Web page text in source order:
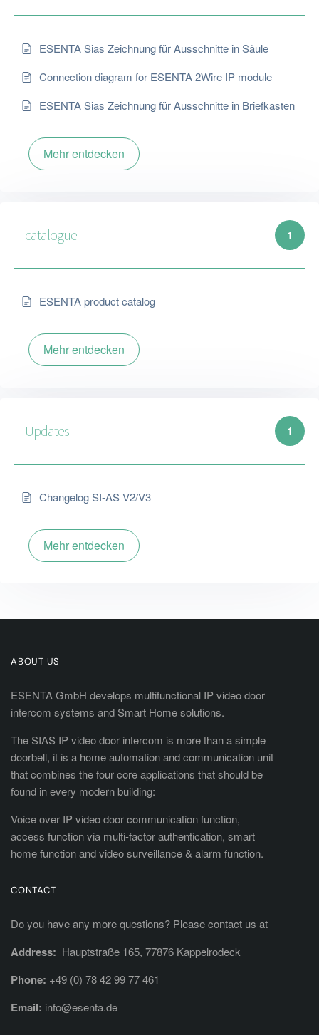
ESENTA Sias Zeichnung für Ausschnitte in Säule
Connection diagram for ESENTA 2Wire IP module
ESENTA Sias Zeichnung für Ausschnitte in Briefkasten
Mehr entdecken
catalogue 1
ESENTA product catalog
Mehr entdecken
Updates 1
Changelog SI-AS V2/V3
Mehr entdecken
ABOUT US
ESENTA GmbH develops multifunctional IP video door
intercom systems and Smart Home solutions.
The SIAS IP video door intercom is more than a simple
doorbell, it is a home automation and communication unit
that combines the four core applications that should be
found in every modern building:
Voice over IP video door communication function,
access function via multi-factor authentication, smart
home function and video surveillance & alarm function.
CONTACT
Do you have any more questions? Please contact us at
Address: Hauptstraße 165, 77876 Kappelrodeck
Phone: +49 (0) 78 42 99 77 461
Email: info@esenta.de